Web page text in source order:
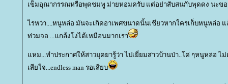
เข็มอุณากรรณหรือพุดชมพู ม่ายหอมครับ แต่อย่าสับสนกับพุดดง นะข
ไรหว่า....หนูหล่อ มันจะเกิดอาเพศขนาดนั้นเชียวหากใครเก็บหนูหล่อ
ท่วมจอ ...แกล้งโง่ได้เหมือนมากเรา
หม...ทำประกาศให้สาวยุดยารู้ว่า ไปเยี่ยมสาวบ้านป่า..โด่ ๆหนูหล่อ ไ
เสียใจ...endless man รอเสียบ